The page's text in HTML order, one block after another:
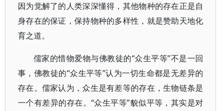
因为觉解了的人类深深懂得，其他物种的存在正是自
身存在的保证，保持物种的多样性，就是赞助天地化
育之道。
儒家的惜物爱物与佛教徒的“众生平等”不是一回
事，佛教徒的“众生平等”认为一切生命都是无差异的
存在。儒家认为，众生是有差等的存在，生物链条是
一个有差异的存在。“众生平等”貌似平等，其实是对